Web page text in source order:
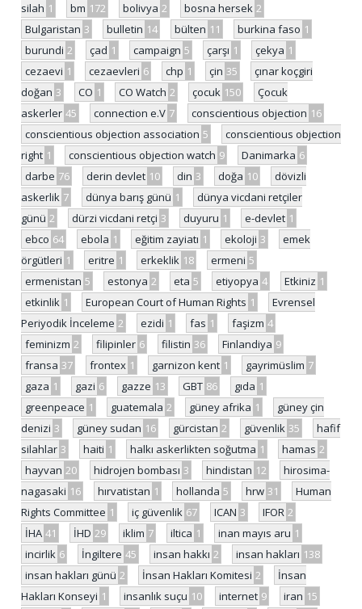
silah 1 bm 172 bolivya 2 bosna hersek 2
Bulgaristan 3 bulletin 14 bülten 11 burkina faso 1
burundi 2 çad 1 campaign 5 çarşı 1 çekya 1
cezaevi 1 cezaevleri 6 chp 1 çin 35
çınar koçgiri
doğan 3 CO 1 CO Watch 2 çocuk 150
Çocuk
askerler 45 connection e.V 7 conscientious objection 16
conscientious objection association 5
conscientious objection
right 1 conscientious objection watch 9 Danimarka 6
darbe 76 derin devlet 10 din 3 doğa 10
dövizli
askerlik 7 dünya barış günü 1
dünya vicdani retçiler
günü 2 dürzi vicdani retçi 3 duyuru 1 e-devlet 1
ebco 64 ebola 1 eğitim zayiatı 1 ekoloji 3
emek
örgütleri 1 eritre 1 erkeklik 18 ermeni 5
ermenistan 5 estonya 2 eta 5 etiyopya 4 Etkiniz 1
etkinlik 1 European Court of Human Rights 1
Evrensel
Periyodik İnceleme 2 ezidi 1 fas 1 faşizm 4
feminizm 2 filipinler 6 filistin 36 Finlandiya 9
fransa 37 frontex 1 garnizon kent 1 gayrimüslim 7
gaza 1 gazi 6 gazze 13 GBT 86 gıda 1
greenpeace 1 guatemala 2 güney afrika 1
güney çin
denizi 3 güney sudan 16 gürcistan 2 güvenlik 35
hafif
silahlar 3 haiti 1 halkı askerlikten soğutma 1 hamas 2
hayvan 20 hidrojen bombası 3 hindistan 12
hirosima-
nagasaki 16 hırvatistan 1 hollanda 5 hrw 31
Human
Rights Committee 1 iç güvenlik 67 ICAN 3 IFOR 2
İHA 41 İHD 29 iklim 7 iltica 1 inan mayıs aru 1
incirlik 6 İngiltere 45 insan hakkı 2 insan hakları 138
insan hakları günü 2 İnsan Hakları Komitesi 2
İnsan
Hakları Konseyi 1 insanlık suçu 10 internet 9 iran 15